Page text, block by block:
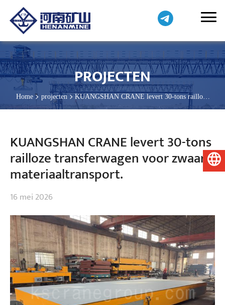
PROJECTEN
Home projecten
KUANGSHAN CRANE levert 30-tons railloze
transferwagen voor zwaar materiaaltransport.
KUANGSHAN CRANE levert 30-tons
railloze transferwagen voor zwaar
materiaaltransport.
16 mei 2026
Nederlands